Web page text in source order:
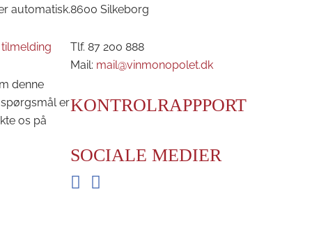
automatisk.
denne
er
os på
8600 Silkeborg
Tlf. 87 200 888
Mail: mail@vinmonopolet.dk
KONTROLRAPPPORT
SOCIALE MEDIER